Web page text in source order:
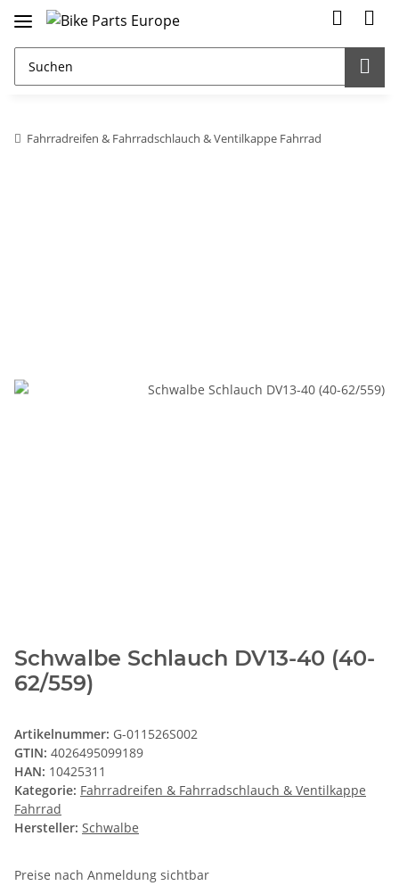
Fahrradreifen & Fahrradschlauch & Ventilkappe Fahrrad
Schwalbe Schlauch DV13-40 (40-
62/559)
Artikelnummer: G-011526S002
GTIN: 4026495099189
HAN: 10425311
Kategorie: Fahrradreifen & Fahrradschlauch & Ventilkappe
Fahrrad
Hersteller: Schwalbe
Preise nach Anmeldung sichtbar